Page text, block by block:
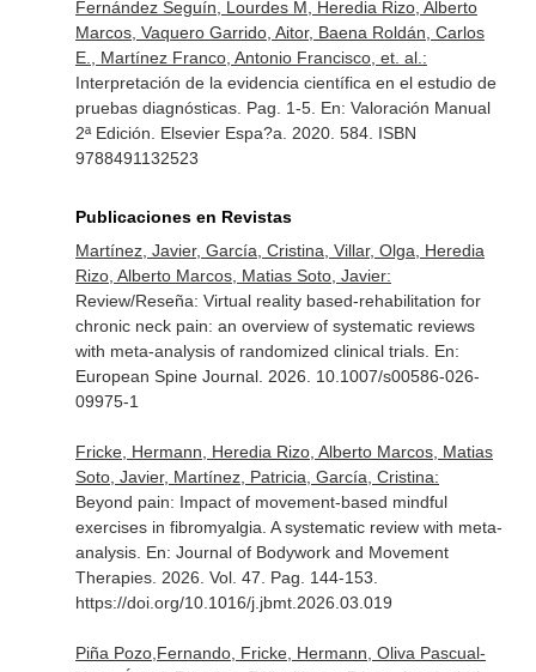
Fernández Seguín, Lourdes M, Heredia Rizo, Alberto
Marcos, Vaquero Garrido, Aitor, Baena Roldán, Carlos
E., Martínez Franco, Antonio Francisco, et. al.:
Interpretación de la evidencia científica en el estudio de
pruebas diagnósticas. Pag. 1-5. En: Valoración Manual
2ª Edición . Elsevier Espa?a. 2020. 584. ISBN
9788491132523
Publicaciones en Revistas
Martínez, Javier, García, Cristina, Villar, Olga, Heredia
Rizo, Alberto Marcos, Matias Soto, Javier:
Review/Reseña: Virtual reality based-rehabilitation for
chronic neck pain: an overview of systematic reviews
with meta-analysis of randomized clinical trials. En:
European Spine Journal. 2026. 10.1007/s00586-026-
09975-1
Fricke, Hermann, Heredia Rizo, Alberto Marcos, Matias
Soto, Javier, Martínez, Patricia, García, Cristina:
Beyond pain: Impact of movement-based mindful
exercises in fibromyalgia. A systematic review with meta-
analysis. En: Journal of Bodywork and Movement
Therapies. 2026. Vol. 47. Pag. 144-153.
https://doi.org/10.1016/j.jbmt.2026.03.019
Piña Pozo,Fernando, Fricke, Hermann, Oliva Pascual-